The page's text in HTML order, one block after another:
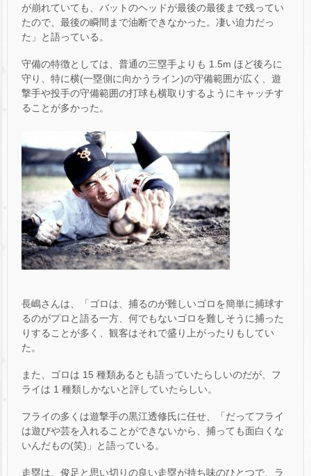
が崩れていても、バットのヘッドが最後の最後まで残ってい
たので、最後の瞬間まで油断できなかった。凄い迫力だっ
た」と語っている。
守備の特徴としては、普通の三塁手よりも 1.5m ほど後ろに
守り、特に横(一塁側に向かうライン)の守備範囲が広く、遊
撃手や投手の守備範囲の打球も横取りするようにキャッチす
ることが多かった。
長嶋さんは、「ゴロは、捕るのが難しいゴロを簡単に捕球す
るのがプロと語る一方、何でもないゴロを難しそうに捕った
りすることが多く、観客はそれで盛り上がったりもしてい
た。
また、ゴロは 15 種類あるとも語っていたらしいのだが、フ
ライは 1 種類しかないと評していたらしい。
フライの多くは遊撃手の黒江透修氏に任せ、「だってフライ
は遊びや芸を入れることができないから、捕っても面白くな
いんだもの(笑)」と語っている。
走塁は、俊足と思い切りの良い走塁が持ち味のひとつで、ラ